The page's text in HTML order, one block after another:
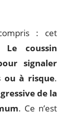
: cet
Le coussin
signaler
ou à risque.
de la
. Ce n’est